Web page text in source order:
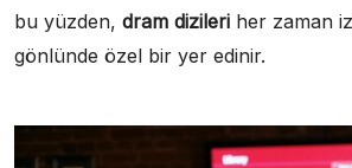
bu yüzden, dram dizileri her zaman
gönlünde özel bir yer edinir.